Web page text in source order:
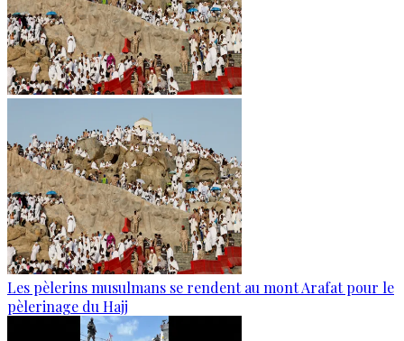
Les pèlerins musulmans se rendent au mont Arafat pour le
pèlerinage du Hajj